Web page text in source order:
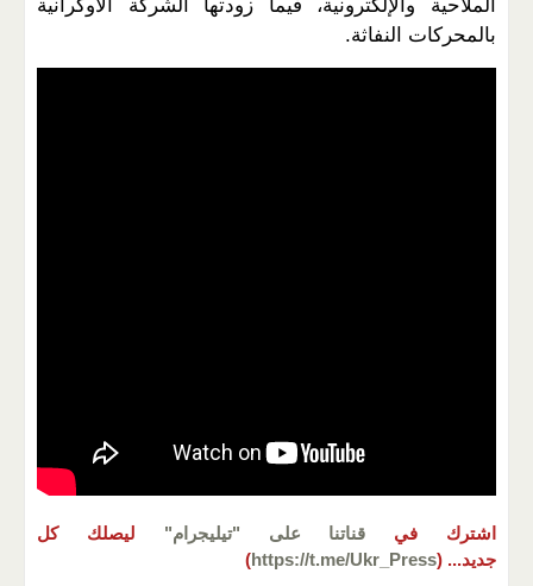
الملاحية والإلكترونية، فيما زودتها الشركة الأوكرانية
بالمحركات النفاثة.
اشترك في قناتنا على "تيليجرام"
ليصلك كل
جديد... (
https://t.me/Ukr_Press
)